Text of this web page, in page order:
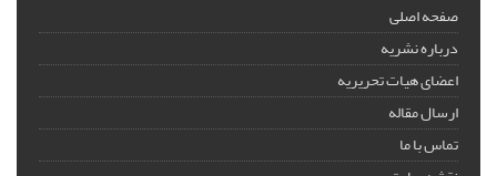
صفحه اصلی
درباره نشریه
اعضای هیات تحریریه
ارسال مقاله
تماس با ما